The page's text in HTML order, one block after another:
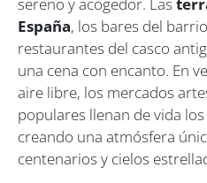
España, los bares del
restaurantes del casco
una cena con encanto. En
aire libre, los mercados
populares llenan de vida
creando una atmósfera
centenarios y cielos